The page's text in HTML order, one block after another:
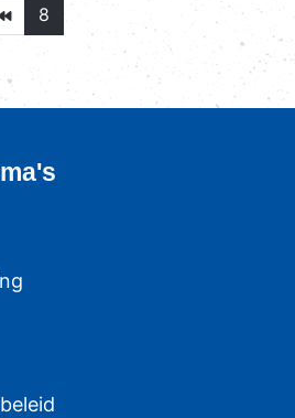
8